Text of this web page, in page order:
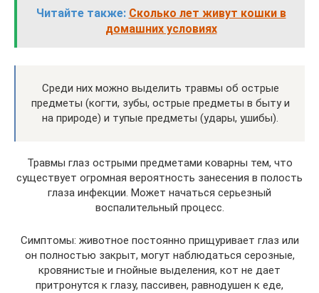
Читайте также: Сколько лет живут кошки в
домашних условиях
Среди них можно выделить травмы об острые
предметы (когти, зубы, острые предметы в быту и
на природе) и тупые предметы (удары, ушибы).
Травмы глаз острыми предметами коварны тем, что
существует огромная вероятность занесения в полость
глаза инфекции. Может начаться серьезный
воспалительный процесс.
Симптомы: животное постоянно прищуривает глаз или
он полностью закрыт, могут наблюдаться серозные,
кровянистые и гнойные выделения, кот не дает
притронутся к глазу, пассивен, равнодушен к еде,